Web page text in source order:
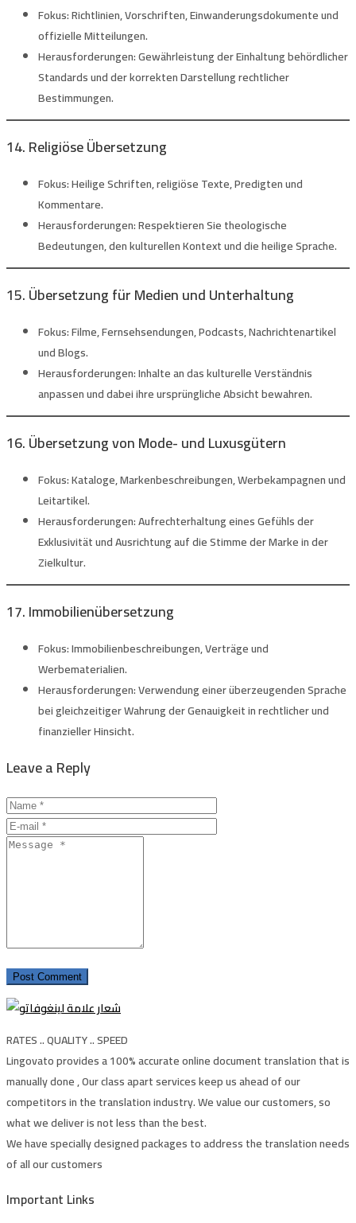
Fokus:Richtlinien, Vorschriften, Einwanderungsdokumente und
offizielle Mitteilungen.
Herausforderungen:Gewährleistung der Einhaltung behördlicher
Standards und der korrekten Darstellung rechtlicher
Bestimmungen.
14. Religiöse Übersetzung
Fokus:Heilige Schriften, religiöse Texte, Predigten und
Kommentare.
Herausforderungen:Respektieren Sie theologische
Bedeutungen, den kulturellen Kontext und die heilige Sprache.
15. Übersetzung für Medien und Unterhaltung
Fokus:Filme, Fernsehsendungen, Podcasts, Nachrichtenartikel
und Blogs.
Herausforderungen:Inhalte an das kulturelle Verständnis
anpassen und dabei ihre ursprüngliche Absicht bewahren.
16. Übersetzung von Mode- und Luxusgütern
Fokus:Kataloge, Markenbeschreibungen, Werbekampagnen und
Leitartikel.
Herausforderungen:Aufrechterhaltung eines Gefühls der
Exklusivität und Ausrichtung auf die Stimme der Marke in der
Zielkultur.
17. Immobilienübersetzung
Fokus:Immobilienbeschreibungen, Verträge und
Werbematerialien.
Herausforderungen:Verwendung einer überzeugenden Sprache
bei gleichzeitiger Wahrung der Genauigkeit in rechtlicher und
finanzieller Hinsicht.
Leave a Reply
RATES .. QUALITY .. SPEED
Lingovato provides a 100% accurate online document translation that is
manually done , Our class apart services keep us ahead of our
competitors in the translation industry. We value our customers, so
what we deliver is not less than the best.
We have specially designed packages to address the translation needs
of all our customers
Important Links